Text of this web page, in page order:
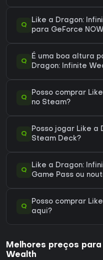
Q
Like a Dragon:
para GeForce
Q
É uma boa altura
Dragon: Infinite
Q
Posso comprar
no Steam?
Q
Posso jogar Like a
Steam Deck?
Q
Like a Dragon:
Game Pass ou
Q
Posso comprar
aqui?
Melhores preços
Wealth